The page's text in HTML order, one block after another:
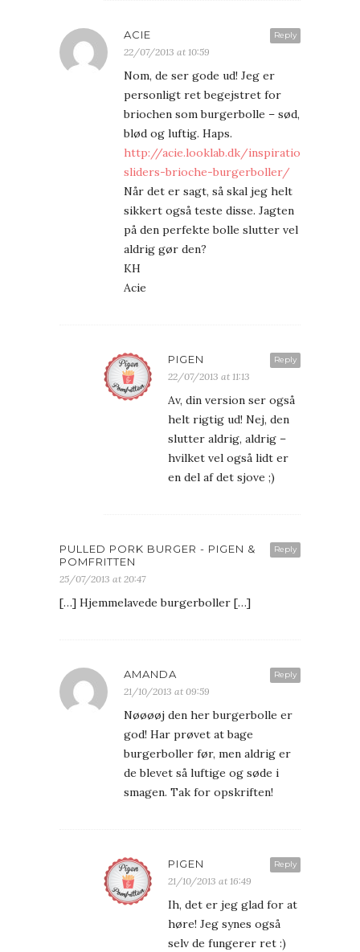
Reply
ACIE
22/07/2013 at 10:59
Nom, de ser gode ud! Jeg er
personligt ret begejstret for
briochen som burgerbolle – sød,
blød og luftig. Haps.
http://acie.looklab.dk/inspiration/mad/
sliders-brioche-burgerboller/
Når det er sagt, så skal jeg helt
sikkert også teste disse. Jagten
på den perfekte bolle slutter vel
aldrig gør den?
KH
Acie
Reply
PIGEN
22/07/2013 at 11:13
Av, din version ser også
helt rigtig ud! Nej, den
slutter aldrig, aldrig –
hvilket vel også lidt er
en del af det sjove ;)
Reply
PULLED PORK BURGER - PIGEN &
POMFRITTEN
25/07/2013 at 20:47
[…] Hjemmelavede burgerboller […]
Reply
AMANDA
21/10/2013 at 09:59
Nøøøøj den her burgerbolle er
god! Har prøvet at bage
burgerboller før, men aldrig er
de blevet så luftige og søde i
smagen. Tak for opskriften!
Reply
PIGEN
21/10/2013 at 16:49
Ih, det er jeg glad for at
høre! Jeg synes også
selv de fungerer ret :)